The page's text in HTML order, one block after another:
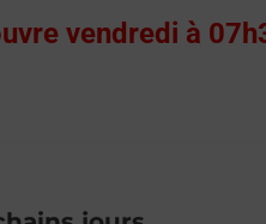
vendredi à